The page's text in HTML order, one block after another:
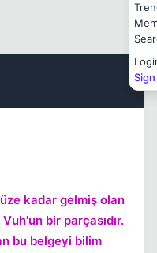
kadar gelmiş olan
bir parçasıdır.
bu belgeyi bilim